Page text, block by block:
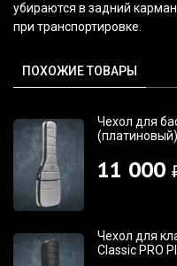
убираются в задний
при транспортировке.
ПОХОЖИЕ ТОВАРЫ
Чехол для
(платиновый)
11 000
Чехол для
Classic PRO